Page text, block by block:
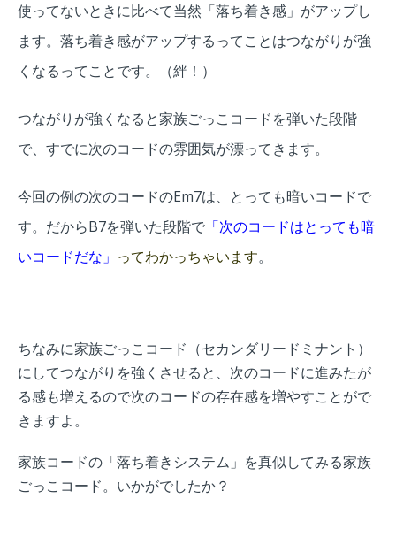
使ってないときに比べて当然「落ち着き感」がアップし
ます。落ち着き感がアップするってことはつながりが強
くなるってことです。（絆！）
つながりが強くなると家族ごっこコードを弾いた段階
で、すでに次のコードの雰囲気が漂ってきます。
今回の例の次のコードのEm7は、とっても暗いコードで
す。だからB7を弾いた段階で 「次のコードはとっても暗
いコードだな」 ってわかっちゃいます。
ちなみに家族ごっこコード（セカンダリードミナント）
にしてつながりを強くさせると、次のコードに進みたが
る感も増えるので次のコードの存在感を増やすことがで
きますよ。
家族コードの「落ち着きシステム」を真似してみる家族
ごっこコード。いかがでしたか？